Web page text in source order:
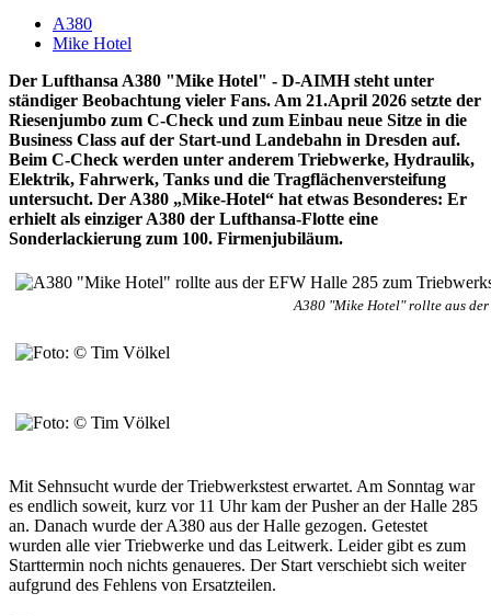
A380
Mike Hotel
Der Lufthansa A380 "Mike Hotel" - D-AIMH steht unter
ständiger Beobachtung vieler Fans. Am 21.April 2026 setzte der
Riesenjumbo zum C-Check und zum Einbau neue Sitze in die
Business Class auf der Start-und Landebahn in Dresden auf.
Beim C-Check werden unter anderem Triebwerke, Hydraulik,
Elektrik, Fahrwerk, Tanks und die Tragflächenversteifung
untersucht. Der A380 „Mike-Hotel“ hat etwas Besonderes: Er
erhielt als einziger A380 der Lufthansa-Flotte eine
Sonderlackierung zum 100. Firmenjubiläum.
A380 "Mike Hotel" rollte aus
Mit Sehnsucht wurde der Triebwerkstest erwartet. Am Sonntag war
es endlich soweit, kurz vor 11 Uhr kam der Pusher an der Halle 285
an. Danach wurde der A380 aus der Halle gezogen. Getestet
wurden alle vier Triebwerke und das Leitwerk. Leider gibt es zum
Starttermin noch nichts genaueres. Der Start verschiebt sich weiter
aufgrund des Fehlens von Ersatzteilen.